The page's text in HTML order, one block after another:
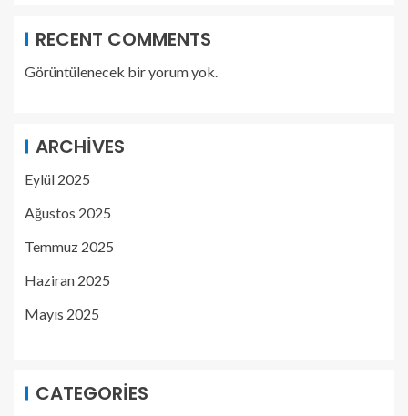
RECENT COMMENTS
Görüntülenecek bir yorum yok.
ARCHIVES
Eylül 2025
Ağustos 2025
Temmuz 2025
Haziran 2025
Mayıs 2025
CATEGORIES